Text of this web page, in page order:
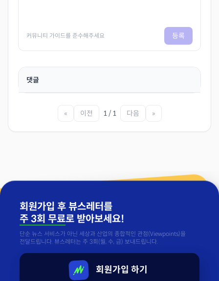
커뮤니티 가이드를 준수해주세요 등록
댓글
« 이전 1 / 1 다음 »
회원가입 후 뷰스레터를
주 3회 무료로 받아보세요!
단순 뉴스 서비스가 아닌 세상과 산업의 종합적인 관점(Viewpoints)을
전달드립니다. 뷰스레터는 주 3회(월, 수, 금) 보내드립니다.
회원가입 하기